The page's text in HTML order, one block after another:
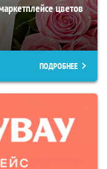
цветов
ПОДРОБНЕЕ